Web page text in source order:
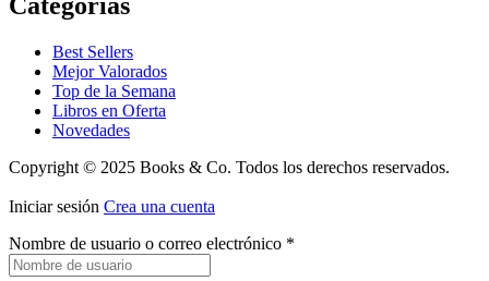
Best Sellers
Mejor Valorados
Top de la Semana
Libros en Oferta
Novedades
Copyright © 2025 Books & Co. Todos los derechos reservados.
Iniciar sesión Crea una cuenta
Nombre de usuario o correo electrónico *